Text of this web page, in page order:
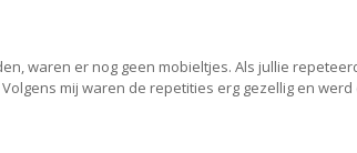
waren er nog geen mobieltjes. Als jullie
mij waren de repetities erg gezellig en